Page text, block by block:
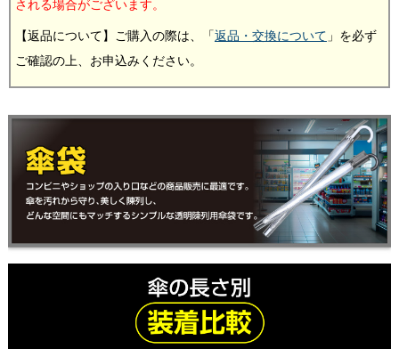
される場合がございます。
【返品について】ご購入の際は、「返品・交換について 」を必ず
ご確認の上、お申込みください。